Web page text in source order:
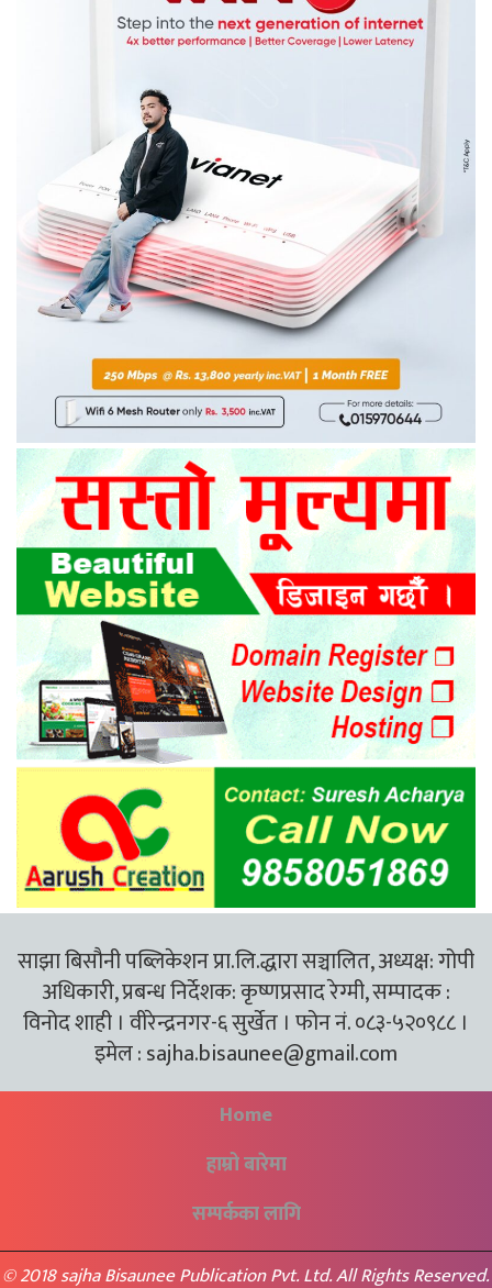
साझा बिसौनी पब्लिकेशन प्रा.लि.द्धारा सञ्चालित, अध्यक्ष: गोपी
अधिकारी, प्रबन्ध निर्देशक: कृष्णप्रसाद रेग्मी, सम्पादक :
विनोद शाही । वीरेन्द्रनगर-६ सुर्खेत । फोन नं. ०८३-५२०९८८ ।
इमेल :sajha.bisaunee@gmail.com
Home
हाम्रो बारेमा
सम्पर्कका लागि
© 2018 sajha Bisaunee Publication Pvt. Ltd. All Rights Reserved.